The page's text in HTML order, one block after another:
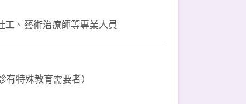
、藝術治療師等專業人員
特殊教育需要者）